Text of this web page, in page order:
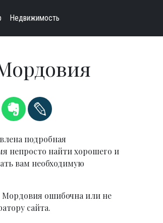
Недвижимость
подробная
непросто найти хорошего и
вам необходимую
ошибочна или не
сайта.